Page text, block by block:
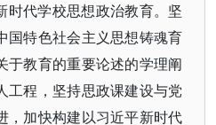
时代学校思想政治教育。坚
国特色社会主义思想铸魂育
于教育的重要论述的学理阐
工程，坚持思政课建设与党
，加快构建以习近平新时代